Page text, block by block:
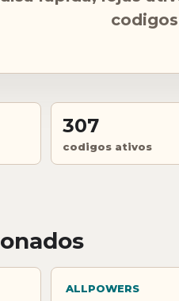
307
codigos ativos
ALLPOWERS